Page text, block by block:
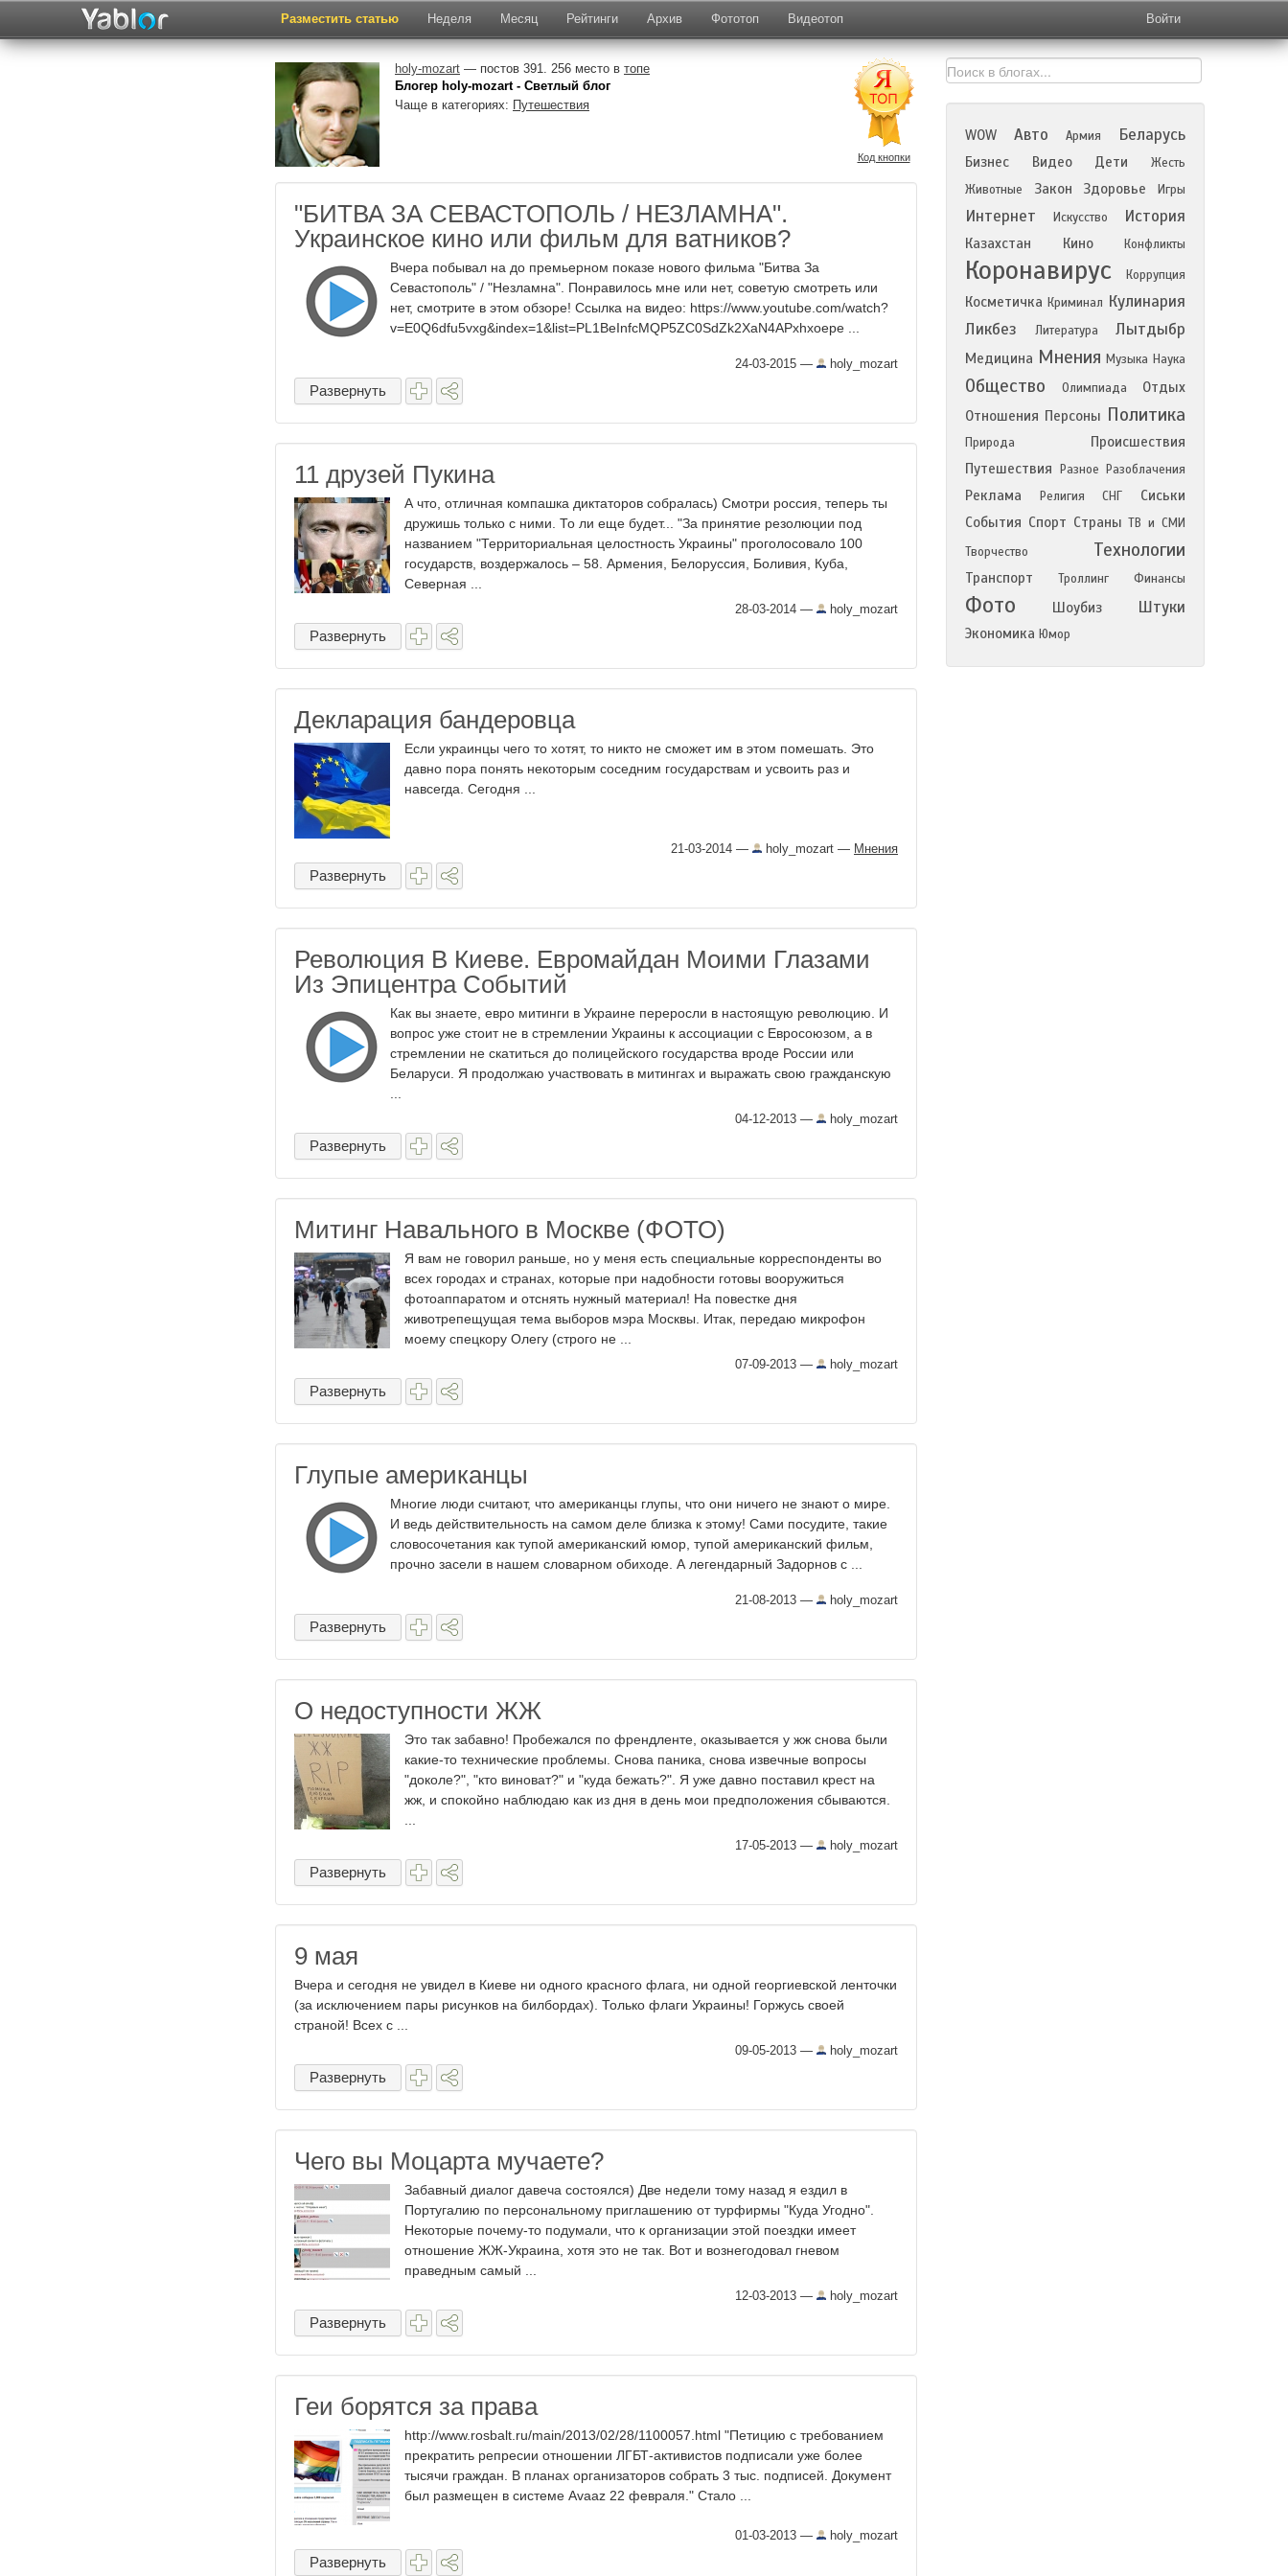
Разместить статью Неделя Месяц Рейтинги Архив Фототоп Видеотоп Войти
holy-mozart — постов 391. 256 место в топе
Блогер holy-mozart - Светлый блог
Чаще в категориях: Путешествия
Код кнопки
"БИТВА ЗА СЕВАСТОПОЛЬ / НЕЗЛАМНА".
Украинское кино или фильм для ватников?
Вчера побывал на до премьерном показе нового фильма "Битва За
Севастополь" / "Незламна". Понравилось мне или нет, советую смотреть или
нет, смотрите в этом обзоре! Ссылка на видео: https://www.youtube.com/watch?
v=E0Q6dfu5vxg&index=1&list=PL1BeInfcMQP5ZC0SdZk2XaN4APxhxoepe ...
24-03-2015 — holy_mozart
Развернуть
11 друзей Пукина
А что, отличная компашка диктаторов собралась) Смотри россия, теперь ты
дружишь только с ними. То ли еще будет... "За принятие резолюции под
названием "Территориальная целостность Украины" проголосовало 100
государств, воздержалось – 58. Армения, Белоруссия, Боливия, Куба,
Северная ...
28-03-2014 — holy_mozart
Развернуть
Декларация бандеровца
Если украинцы чего то хотят, то никто не сможет им в этом помешать. Это
давно пора понять некоторым соседним государствам и усвоить раз и
навсегда. Сегодня ...
21-03-2014 — holy_mozart — Мнения
Развернуть
Революция В Киеве. Евромайдан Моими Глазами
Из Эпицентра Событий
Как вы знаете, евро митинги в Украине переросли в настоящую революцию. И
вопрос уже стоит не в стремлении Украины к ассоциации с Евросоюзом, а в
стремлении не скатиться до полицейского государства вроде России или
Беларуси. Я продолжаю участвовать в митингах и выражать свою гражданскую
04-12-2013 — holy_mozart
Развернуть
Митинг Навального в Москве (ФОТО)
Я вам не говорил раньше, но у меня есть специальные корреспонденты во
всех городах и странах, которые при надобности готовы вооружиться
фотоаппаратом и отснять нужный материал! На повестке дня
животрепещущая тема выборов мэра Москвы. Итак, передаю микрофон
моему спецкору Олегу (строго не ...
07-09-2013 — holy_mozart
Развернуть
Глупые американцы
Многие люди считают, что американцы глупы, что они ничего не знают о мире.
И ведь действительность на самом деле близка к этому! Сами посудите, такие
словосочетания как тупой американский юмор, тупой американский фильм,
прочно засели в нашем словарном обиходе. А легендарный Задорнов с ...
21-08-2013 — holy_mozart
Развернуть
О недоступности ЖЖ
Это так забавно! Пробежался по френдленте, оказывается у жж снова были
какие-то технические проблемы. Снова паника, снова извечные вопросы
"доколе?", "кто виноват?" и "куда бежать?". Я уже давно поставил крест на
жж, и спокойно наблюдаю как из дня в день мои предположения сбываются.
17-05-2013 — holy_mozart
Развернуть
9 мая
Вчера и сегодня не увидел в Киеве ни одного красного флага, ни одной георгиевской ленточки
(за исключением пары рисунков на билбордах). Только флаги Украины! Горжусь своей
страной! Всех с ...
09-05-2013 — holy_mozart
Развернуть
Чего вы Моцарта мучаете?
Забавный диалог давеча состоялся) Две недели тому назад я ездил в
Португалию по персональному приглашению от турфирмы "Куда Угодно".
Некоторые почему-то подумали, что к организации этой поездки имеет
отношение ЖЖ-Украина, хотя это не так. Вот и вознегодовал гневом
праведным самый ...
12-03-2013 — holy_mozart
Развернуть
Геи борятся за права
http://www.rosbalt.ru/main/2013/02/28/1100057.html "Петицию с требованием
прекратить репресии отношении ЛГБТ-активистов подписали уже более
тысячи граждан. В планах организаторов собрать 3 тыс. подписей. Документ
был размещен в системе Avaaz 22 февраля." Стало ...
01-03-2013 — holy_mozart
Развернуть
WOW Авто Армия Беларусь
Бизнес Видео Дети
Жесть
Животные
Закон Здоровье Игры
Интернет Искусство История
Казахстан Кино Конфликты
Коронавирус Коррупция
Косметичка Криминал Кулинария
Ликбез
Литература Лытдыбр
Медицина Мнения Музыка Наука
Общество Олимпиада
Отдых
Отношения Персоны Политика
Природа
Происшествия
Путешествия
Разное Разоблачения
Реклама Религия СНГ
Сиськи
События Спорт Страны ТВ и СМИ
Творчество
Технологии
Транспорт Троллинг Финансы
Фото Шоубиз Штуки
Экономика Юмор